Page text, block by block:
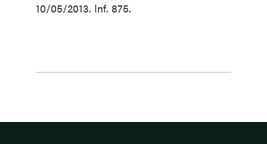
10/05/2013. Inf. 875.